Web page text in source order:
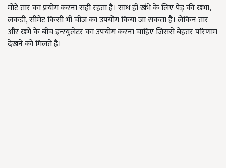
मोटे तार का प्रयोग करना सही रहता है। साथ ही खंभे के लिए पेड़ की खंभा,
लकड़ी, सीमेंट किसी भी चीज का उपयोग किया जा सकता है। लेकिन तार
और खंभे के बीच इन्स्युलेटर का उपयोग करना चाहिए जिससे बेहतर परिणाम
देखने को मिलते है।